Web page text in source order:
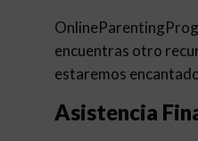
encuentras otro
estaremos
Asistencia